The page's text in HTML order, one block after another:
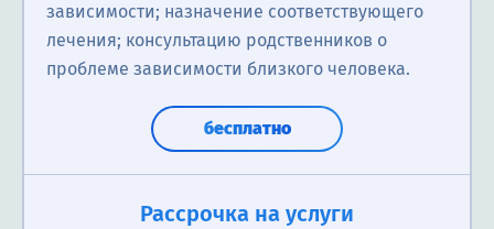
зависимости; назначение соответствующего
лечения; консультацию родственников о
проблеме зависимости близкого человека.
бесплатно
Рассрочка на услуги